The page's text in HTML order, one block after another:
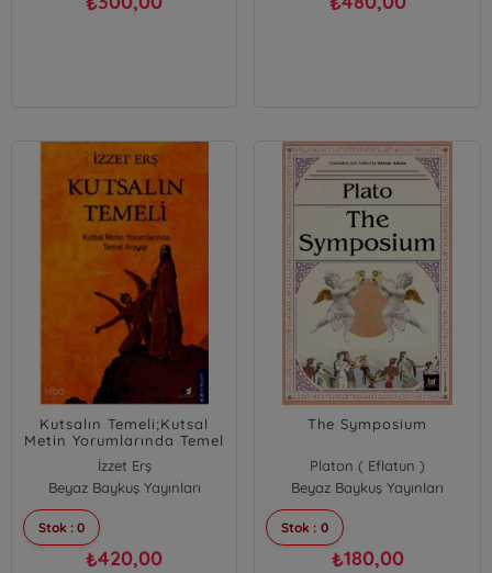
Kutsalın Temeli;Kutsal
Metin Yorumlarında Temel
Arayışı
İzzet Erş
Beyaz Baykuş Yayınları
Stok : 0
₺420,00
The Symposium
Platon ( Eflatun )
Beyaz Baykuş Yayınları
Stok : 0
₺180,00